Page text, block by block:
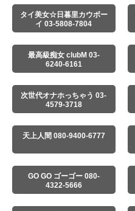
タイ美女☆日暮里カウボー
イ 03-5808-7804
最高級痴女 clubM 03-
6240-6161
次世代オナホっちゃう 03-
4579-3718
天上人間 080-9400-6777
GO GO ゴーゴー 080-
4322-5666